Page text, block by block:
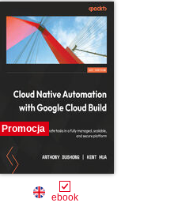
Promocja
ebook